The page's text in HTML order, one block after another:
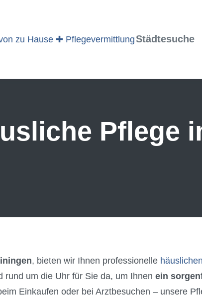
Städtesuche
Pflege
, bieten wir Ihnen professionelle
rund um die Uhr für Sie da, um Ihnen ein
Einkaufen oder bei Arztbesuchen – unsere